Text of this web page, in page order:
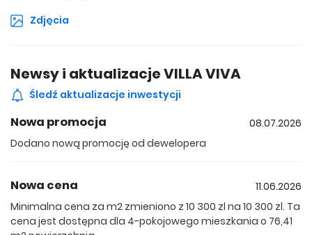
przestrzeń do odpoczynku i codziennego komfortu. Na
oraz stanowiska do ładowania samochodów
elektrycznych, wspierające rozwój ekologicznej mobilności.
Dla mieszkańców przygotowane zostaną również place
Wszystkie mieszkania wyposażone będą bez
dodatkowych opłat w inteligentny system Smart House,
umożliwiający wygodne zarządzanie mieszkaniem i
zastosowane zostaną energooszczędne rozwiązania,
bezpieczeństwo mieszkańców zadbają monitoring,
ochrona osiedla, wideofony oraz atestowane drzwi
Zdjęcia
Newsy i aktualizacje VILLA VIVA
Śledź aktualizacje inwestycji
Nowa promocja
08.07.2026
Dodano nową promocję od dewelopera
Nowa cena
11.06.2026
Minimalna cena za m2 zmieniono z 10 300 zl na 10 300 zl. Ta
cena jest dostępna dla 4-pokojowego mieszkania o 76,41